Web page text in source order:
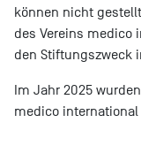
können nicht
des Vereins medico
den Stiftungszweck
Im Jahr 2025
medico international